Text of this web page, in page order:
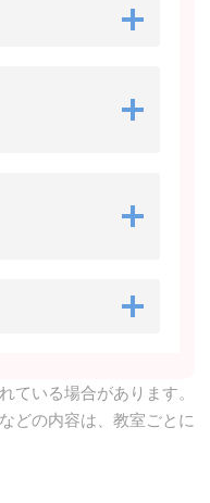
ている場合があります。
どの内容は、教室ごとに